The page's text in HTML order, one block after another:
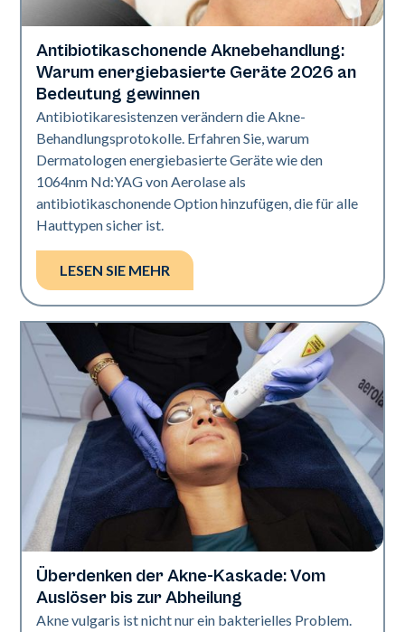
Gesundheit der Haut
Antibiotikaschonende Aknebehandlung:
Warum energiebasierte Geräte 2026 an
Bedeutung gewinnen
Antibiotikaresistenzen verändern die Akne-
Behandlungsprotokolle. Erfahren Sie, warum
Dermatologen energiebasierte Geräte wie den
1064nm Nd:YAG von Aerolase als
antibiotikaschonende Option hinzufügen, die für alle
Hauttypen sicher ist.
LESEN SIE MEHR
Gesundheit der Haut
Überdenken der Akne-Kaskade: Vom
Auslöser bis zur Abheilung
Akne vulgaris ist nicht nur ein bakterielles Problem.